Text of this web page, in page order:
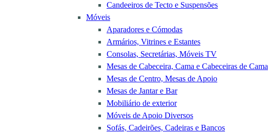
Candeeiros de Tecto e Suspensões
Móveis
Aparadores e Cómodas
Armários, Vitrines e Estantes
Consolas, Secretárias, Móveis TV
Mesas de Cabeceira, Cama e Cabeceiras de Cama
Mesas de Centro, Mesas de Apoio
Mesas de Jantar e Bar
Mobiliário de exterior
Móveis de Apoio Diversos
Sofás, Cadeirões, Cadeiras e Bancos